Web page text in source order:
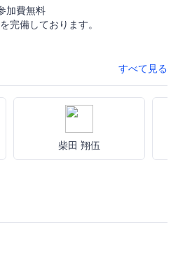
加費無料
完備しております。
すべて見る
柴田 翔伍